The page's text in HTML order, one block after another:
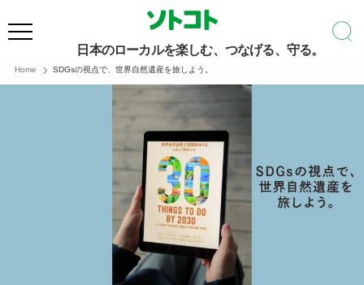
日本のローカルを楽しむ、つなげる、守る。
Home SDGsの視点で、世界自然遺産を旅しよう。